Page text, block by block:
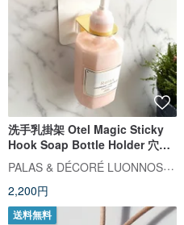
洗手乳掛架 Otel Magic Sticky
Hook Soap Bottle Holder 穴直
径33mm ソープボトルホルダ
ー 金色鍍金
PALAS & DÉCORÉ LUONNOS パラデック
2,200円
送料無料